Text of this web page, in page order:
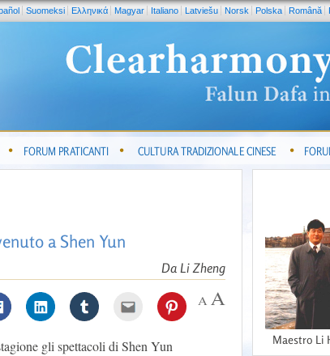
Suomeksi Ελληνικά Magyar Italiano Latviešu Norsk Polska Română
FORUM PRATICANTI CULTURA TRADIZIONALE CINESE
a Shen Yun
Da Li Zheng
gli spettacoli di Shen Yun
Maestro Li